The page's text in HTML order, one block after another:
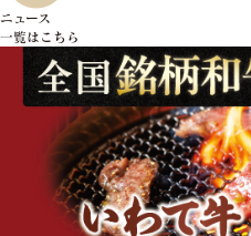
ニュース
一覧はこちら